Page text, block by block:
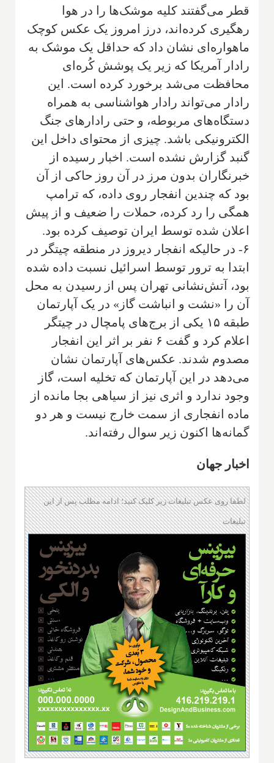
قطر می‌گفتند کلیه موشک‌ها را در هوا
رهگیری کرده‌اند، درز امروز یک عکس کوچک
ماهواره‌ای نشان داد که حداقل یک موشک به
رادار آمریکا که زیر یک پوشش کُره‌ای
محافظت می‌شد برخورد کرده است. این
رادار می‌تواند رادار هواشناسی به همراه
دستگاه‌های مربوطه، و حتی رادارهای جنگ
الکترونیکی باشد. چیزی از محتوای داخل این
گنبد گزارش نشده است. اخبار رسیده از
خبرنگاران بدون مرز در آن روز حاکی از آن
بود که چندین انفجار روی داده، که ترامپ
همگی را رد کرده، حملات را ضعیف و از پیش
اعلان شده توسط ایران توصیف کرده بود.
۶- در حالیکه انفجار دیروز در منطقه چیتگر در
ابتدا به ترور توسط اسرائیل نسبت داده شده
بود، آتش‌نشانی تهران پس از رسیدن به محل
آن را «نشت و انباشت گاز» در یک آپارتمان
طبقه ۱۵ یکی از برج‌های پامچال در چیتگر
اعلام کرد و گفت ۶ نفر بر اثر این انفجار
مصدوم شدند. عکس‌های آپارتمان نشان
می‌دهد در این آپارتمان که تخلیه است، گاز
وجود ندارد و اثری نیز از سیاهی بجا مانده از
ماده انفجاری از سمت خارج نیست و هر دو
گمانه‌ها اکنون زیر سوال رفته‌اند.
اخبار جهان
لطفا روی عکس تبلیغات زیر کلیک کنید؛ ادامه مطلب پس از این
تبلیغات